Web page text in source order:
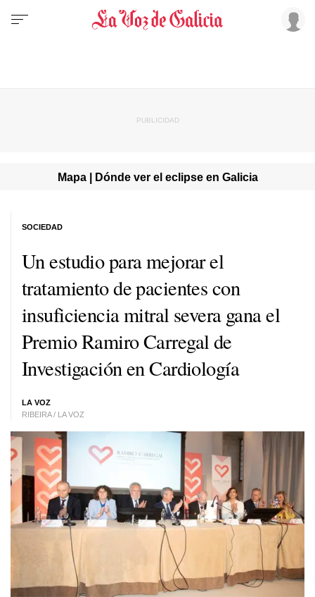
Mapa | Dónde ver el eclipse en Galicia
Un estudio para mejorar el
tratamiento de pacientes con
insuficiencia mitral severa gana el
Premio Ramiro Carregal de
Investigación en Cardiología
LA VOZ
RIBEIRA / LA VOZ
SOCIEDAD